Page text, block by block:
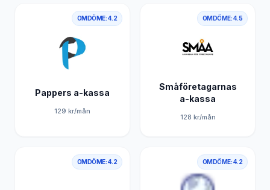
OMDÖME:4.2
Pappers a-kassa
129 kr/mån
OMDÖME:4.5
Småföretagarnas
a-kassa
128 kr/mån
OMDÖME:4.2 OMDÖME:4.2